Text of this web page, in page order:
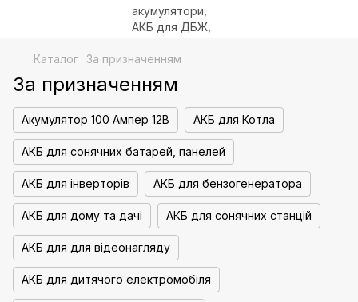
Каталог За призначенням
За призначенням
Акумулятор 100 Ампер 12В АКБ для Котла
АКБ для сонячних батарей, панелей
АКБ для інверторів АКБ для бензогенератора
АКБ для дому та дачі АКБ для сонячних станцій
АКБ для для відеонагляду
АКБ для дитячого електромобіля